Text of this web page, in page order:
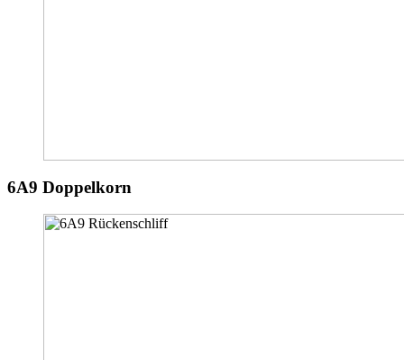
6A9 Doppelkorn